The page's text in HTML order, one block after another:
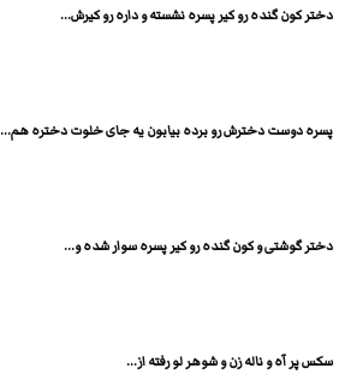
دختر کون گنده رو کیر پسره نشسته و داره رو کیرش...
پسره دوست دخترش رو برده بیابون یه جای خلوت دختره هم...
دختر گوشتی و کون گنده رو کیر پسره سوار شده و...
سکس پر آه و ناله زن و شوهر لو رفته از...